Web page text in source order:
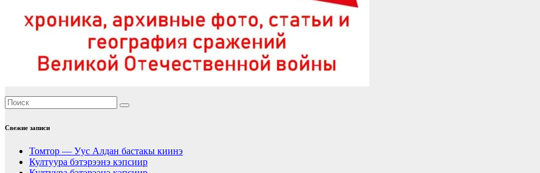
Свежие записи
Томтор — Уус Алдан бастакы киинэ
Култуура бэтэрээнэ кэпсиир